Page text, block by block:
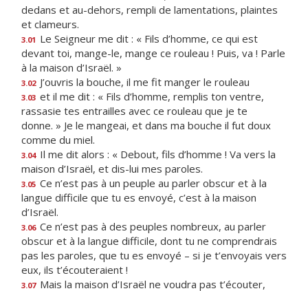
dedans et au-dehors, rempli de lamentations, plaintes
et clameurs.
3.01 Le Seigneur me dit : « Fils d’homme, ce qui est
devant toi, mange-le, mange ce rouleau ! Puis, va ! Parle
à la maison d’Israël. »
3.02 J’ouvris la bouche, il me fit manger le rouleau
3.03 et il me dit : « Fils d’homme, remplis ton ventre,
rassasie tes entrailles avec ce rouleau que je te
donne. » Je le mangeai, et dans ma bouche il fut doux
comme du miel.
3.04 Il me dit alors : « Debout, fils d’homme ! Va vers la
maison d’Israël, et dis-lui mes paroles.
3.05 Ce n’est pas à un peuple au parler obscur et à la
langue difficile que tu es envoyé, c’est à la maison
d’Israël.
3.06 Ce n’est pas à des peuples nombreux, au parler
obscur et à la langue difficile, dont tu ne comprendrais
pas les paroles, que tu es envoyé – si je t’envoyais vers
eux, ils t’écouteraient !
3.07 Mais la maison d’Israël ne voudra pas t’écouter,